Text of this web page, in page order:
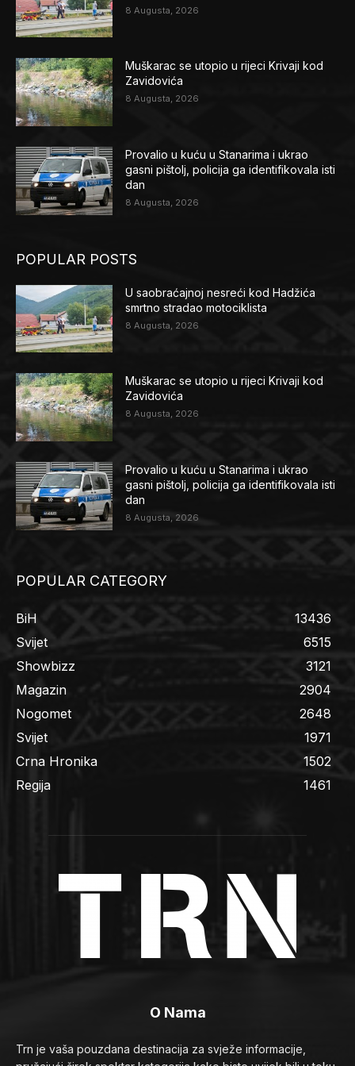
8 Augusta, 2026
Muškarac se utopio u rijeci Krivaji kod
Zavidovića
8 Augusta, 2026
Provalio u kuću u Stanarima i ukrao
gasni pištolj, policija ga identifikovala isti
dan
8 Augusta, 2026
POPULAR POSTS
U saobraćajnoj nesreći kod Hadžića
smrtno stradao motociklista
8 Augusta, 2026
Muškarac se utopio u rijeci Krivaji kod
Zavidovića
8 Augusta, 2026
Provalio u kuću u Stanarima i ukrao
gasni pištolj, policija ga identifikovala isti
dan
8 Augusta, 2026
POPULAR CATEGORY
BiH
13436
Svijet
6515
Showbizz
3121
Magazin
2904
Nogomet
2648
Svijet
1971
Crna Hronika
1502
Regija
1461
O Nama
Trn je vaša pouzdana destinacija za svježe informacije,